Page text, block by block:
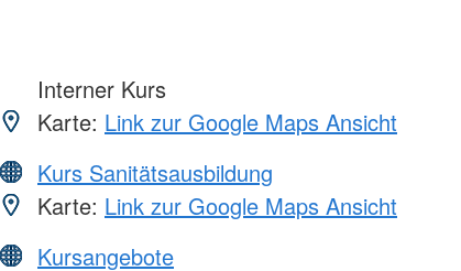
Interner Kurs
Karte: Link zur Google Maps Ansicht
Kurs Sanitätsausbildung
Karte: Link zur Google Maps Ansicht
Kursangebote